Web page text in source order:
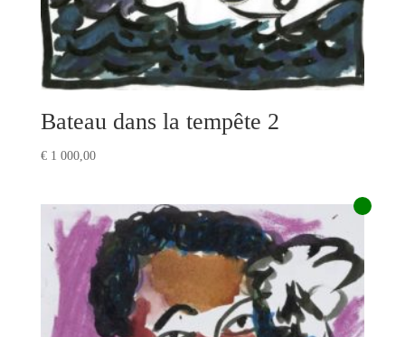
Bateau dans la tempête 2
€1 000,00